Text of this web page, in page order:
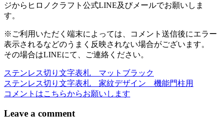
ジからヒロノクラフト公式LINE及びメールでお願いしま
す。
※ご利用いただく端末によっては、コメント送信後にエラー
表示されるなどのうまく反映されない場合がございます。
その場合はLINEにて、ご連絡ください。
投
稿
ナ
ステンレス切り文字表札 マットブラック
ステンレス切り文字表札 家紋デザイン 機能門柱用
コメントはこちらからお願いします
Leave a comment